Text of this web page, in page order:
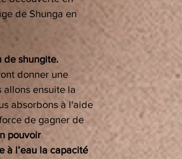
de Shunga en
de shungite.
donner une
allons ensuite la
absorbons à l'aide
de gagner de
pouvoir
à l’eau la capacité